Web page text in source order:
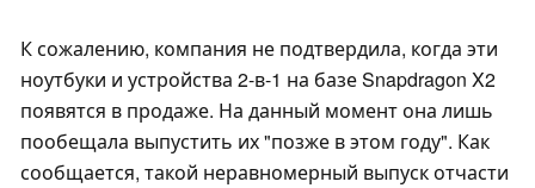
К сожалению, компания не подтвердила, когда эти
ноутбуки и устройства 2-в-1 на базе Snapdragon X2
появятся в продаже. На данный момент она лишь
пообещала выпустить их "позже в этом году". Как
сообщается, такой неравномерный выпуск отчасти